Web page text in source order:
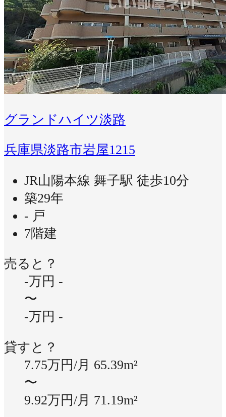
グランドハイツ淡路
兵庫県淡路市岩屋1215
JR山陽本線 舞子駅 徒歩10分
築29年
- 戸
7階建
売ると？
-万円 -
〜
-万円 -
貸すと？
7.75万円/月 65.39m²
〜
9.92万円/月 71.19m²